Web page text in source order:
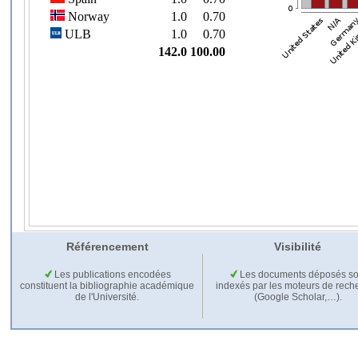
Référencement Visibilité
Les publications encodées
constituent la bibliographie académique
de l'Université.
Les documents déposés
indexés par les moteurs de
(Google Scholar,…).